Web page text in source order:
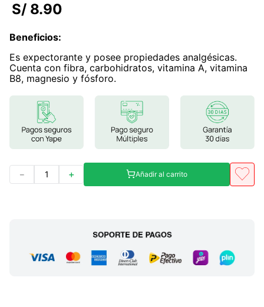
6
stevia
7.
glicinato magnesio
8.
magnesio
.
melena leon
10. proteina
S/ 8.90
Beneficios:
Es expectorante y posee propiedades analgésicas.
Cuenta con fibra, carbohidratos, vitamina A, vitamina
B8, magnesio y fósforo.
＋
－ Añadir al carrito